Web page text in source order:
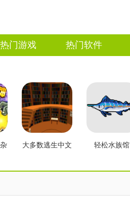
热门游戏 热门软件
大多数逃生中文 轻松水族馆